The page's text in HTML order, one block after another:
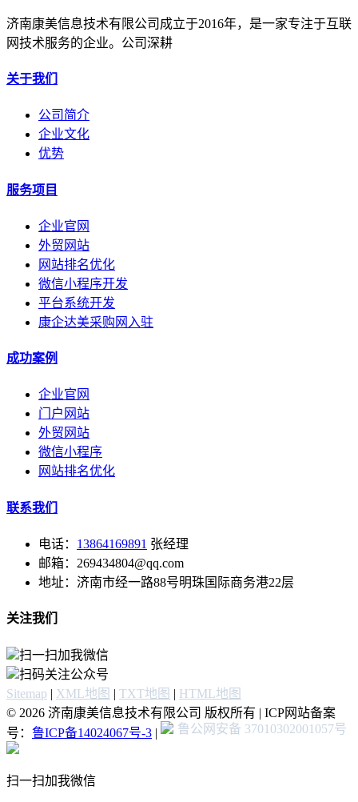
济南康美信息技术有限公司成立于2016年，是一家专注于互联
网技术服务的企业。公司深耕
关于我们
公司简介
企业文化
优势
服务项目
企业官网
外贸网站
网站排名优化
微信小程序开发
平台系统开发
康企达美采购网入驻
成功案例
企业官网
门户网站
外贸网站
微信小程序
网站排名优化
联系我们
电话： 13864169891 张经理
邮箱：269434804@qq.com
地址：济南市经一路88号明珠国际商务港22层
关注我们
扫一扫加我微信
扫码关注公众号
Sitemap | XML地图 | TXT地图 | HTML地图
© 2026 济南康美信息技术有限公司 版权所有 | ICP网站备案
号： 鲁ICP备14024067号-3 | 鲁公网安备 37010302001057号
扫一扫加我微信